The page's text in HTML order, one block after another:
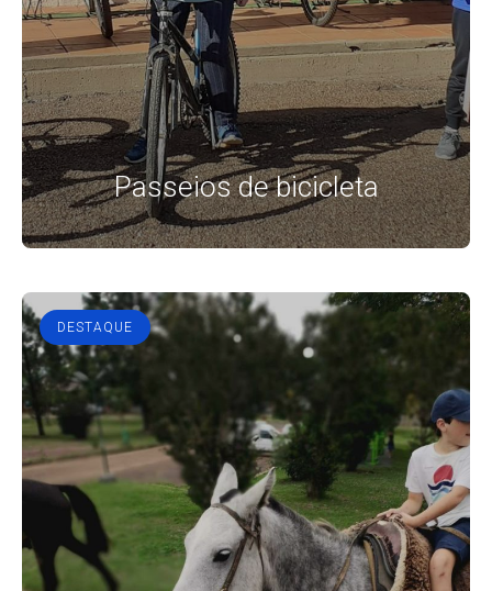
Passeios de bicicleta
DESTAQUE